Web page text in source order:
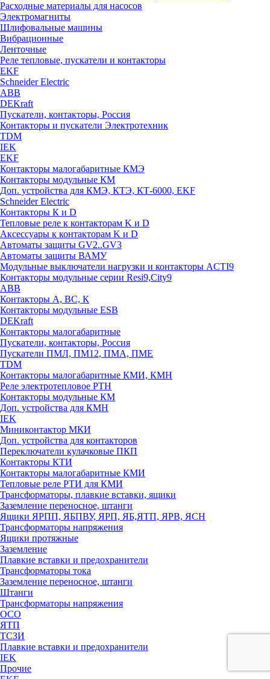
Расходные материалы для насосов
Электромагниты
Шлифовальные машины
Вибрационные
Ленточные
Реле тепловые, пускатели и контакторы
EKF
Schneider Electric
ABB
DEKraft
Пускатели, контакторы, Россия
Контакторы и пускатели Электротехник
TDM
IEK
EKF
Контакторы малогабаритные КМЭ
Контакторы модульные КМ
Доп. устройства для КМЭ, КТЭ, КТ-6000, EKF
Schneider Electric
Контакторы К и D
Тепловые реле к контакторам K и D
Аксессуары к контакторам K и D
Автоматы защиты GV2..GV3
Автоматы защиты ВАМУ
Модульные выключатели нагрузки и контакторы ACTI9
Контакторы модульные серии Resi9,City9
ABB
Контакторы А, ВС, К
Контакторы модульные ESB
DEKraft
Контакторы малогабаритные
Пускатели, контакторы, Россия
Пускатели ПМЛ, ПМ12, ПМА, ПМЕ
TDM
Контакторы малогабаритные КМИ, КМН
Реле электротепловое РТН
Контакторы модульные КМ
Доп. устройства для КМН
IEK
Миниконтактор МКИ
Доп. устройства для контакторов
Переключатели кулачковые ПКП
Контакторы КТИ
Контакторы малогабаритные КМИ
Тепловые реле РTИ для КМИ
Трансформаторы, плавкие вставки, ящики
Заземление переносное, штанги
Ящики ЯРПП, ЯБПВУ, ЯРП, ЯБ,ЯТП, ЯРВ, ЯСН
Трансформаторы напряжения
Ящики протяжные
Заземление
Плавкие вставки и предохранители
Трансформаторы тока
Заземление переносное, штанги
Штанги
Трансформаторы напряжения
ОСО
ЯТП
ТСЗИ
Плавкие вставки и предохранители
IEK
Прочие